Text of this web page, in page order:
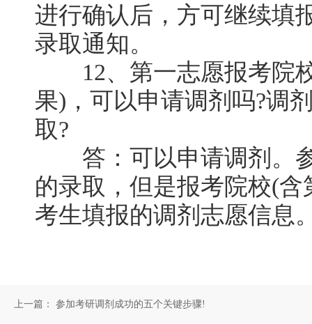
进行确认后，方可继续填
录取通知。
12、第一志愿报考院
果)，可以申请调剂吗?调
取?
答：可以申请调剂。参
的录取，但是报考院校(
考生填报的调剂志愿信息
上一篇： 参加考研调剂成功的五个关键步骤!